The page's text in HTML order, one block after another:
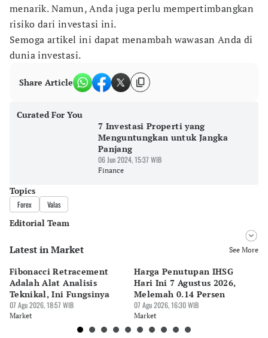
menarik. Namun, Anda juga perlu mempertimbangkan
risiko dari investasi ini.
Semoga artikel ini dapat menambah wawasan Anda di
dunia investasi.
Share Article
Curated For You
7 Investasi Properti yang
Menguntungkan untuk Jangka
Panjang
06 Jun 2024, 15:37 WIB
Finance
Topics
Forex Valas
Editorial Team
Editor
Editor
Nadia Agatha Pramesthi
Latest in Market See More
Fibonacci Retracement
Adalah Alat Analisis
Teknikal, Ini Fungsinya
07 Agu 2026, 18:57 WIB
Market
Harga Penutupan IHSG
Hari Ini 7 Agustus 2026,
Melemah 0.14 Persen
07 Agu 2026, 16:30 WIB
Market